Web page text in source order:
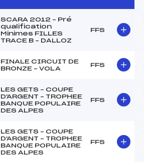
SCARA 2012 – Pré
qualification
Minimes FILLES
TRACE B – DALLOZ
FFS
FINALE CIRCUIT DE
BRONZE – VOLA
FFS
LES GETS – COUPE
D'ARGENT – TROPHEE
BANQUE POPULAIRE
DES ALPES
FFS
LES GETS – COUPE
D'ARGENT – TROPHEE
BANQUE POPULAIRE
DES ALPES
FFS